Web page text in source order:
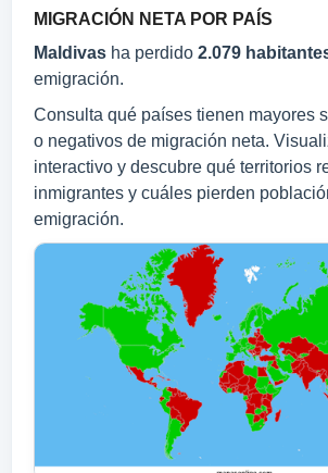
MIGRACIÓN NETA POR PAÍS
Maldivas ha perdido 2.079
emigración.
Consulta qué países tienen mayores
o negativos de migración neta.
interactivo y descubre qué territorios
inmigrantes y cuáles pierden
emigración.